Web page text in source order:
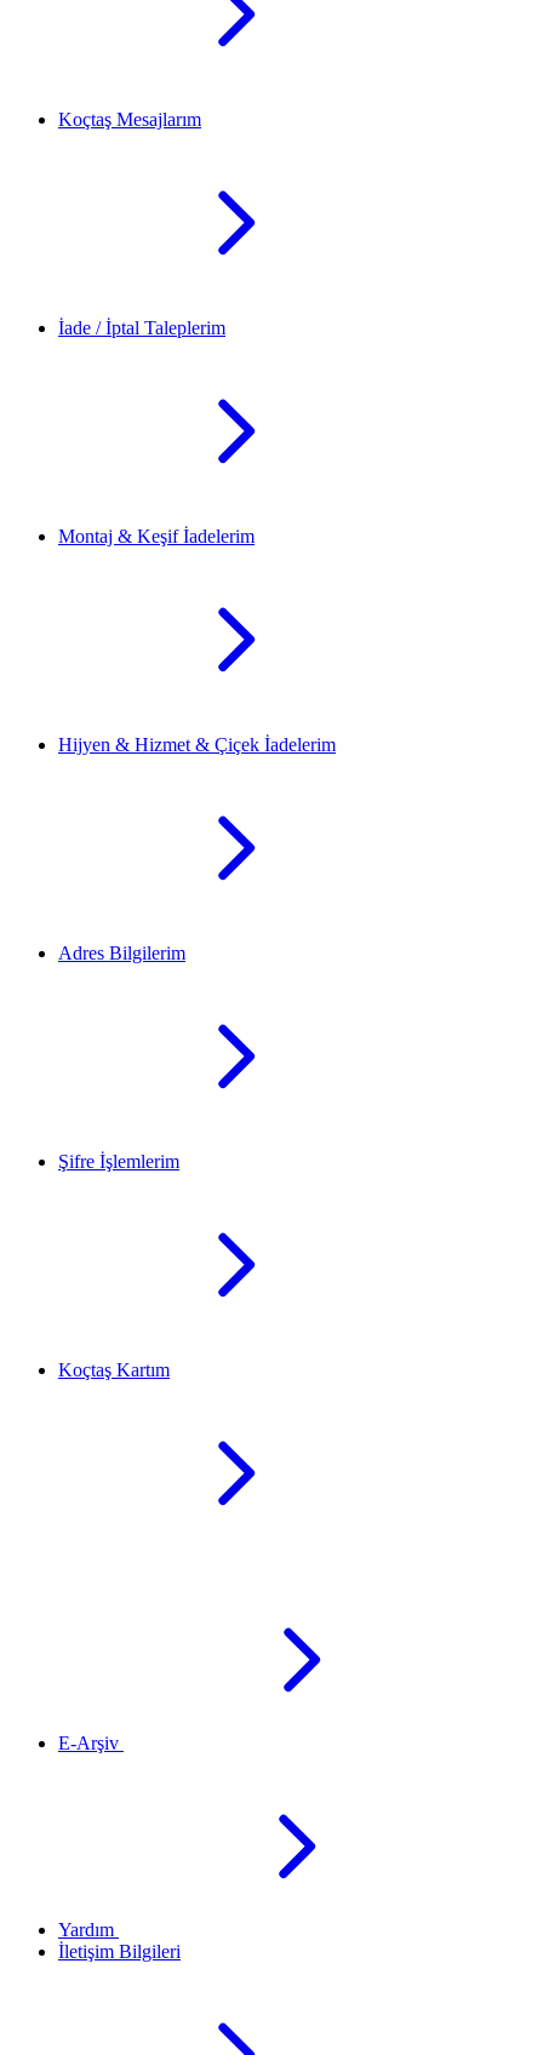
Koçtaş Mesajlarım
İade / İptal Taleplerim
Montaj & Keşif İadelerim
Hijyen & Hizmet & Çiçek İadelerim
Adres Bilgilerim
Şifre İşlemlerim
Koçtaş Kartım
E-Arşiv
Yardım
İletişim Bilgileri